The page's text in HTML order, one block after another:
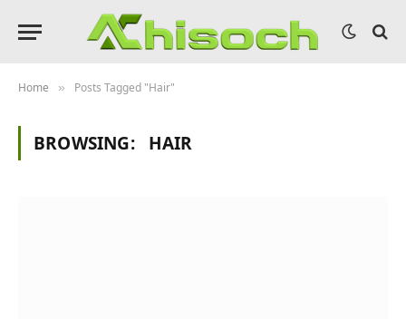
Home » Posts Tagged "Hair"
BROWSING: HAIR